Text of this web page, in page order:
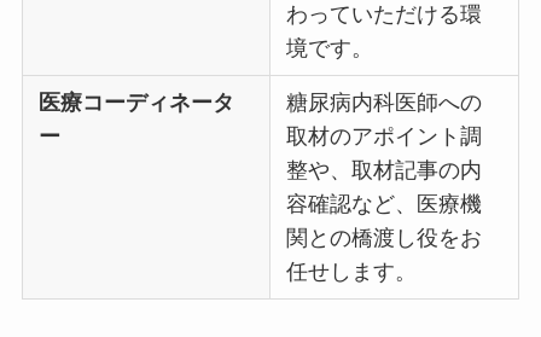
わっていただける環
境です。
医療コーディネータ
ー
糖尿病内科医師への
取材のアポイント調
整や、取材記事の内
容確認など、医療機
関との橋渡し役をお
任せします。